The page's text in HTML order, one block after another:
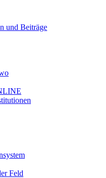
und Beiträge
Feld